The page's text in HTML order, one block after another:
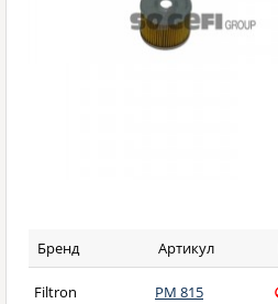
Бренд Артикул
Filtron PM 815